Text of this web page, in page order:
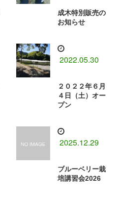
成木特別販売の
お知らせ
2022.05.30
２０２２年６月
４日（土）オー
プン
2025.12.29
ブルーベリー栽
培講習会2026